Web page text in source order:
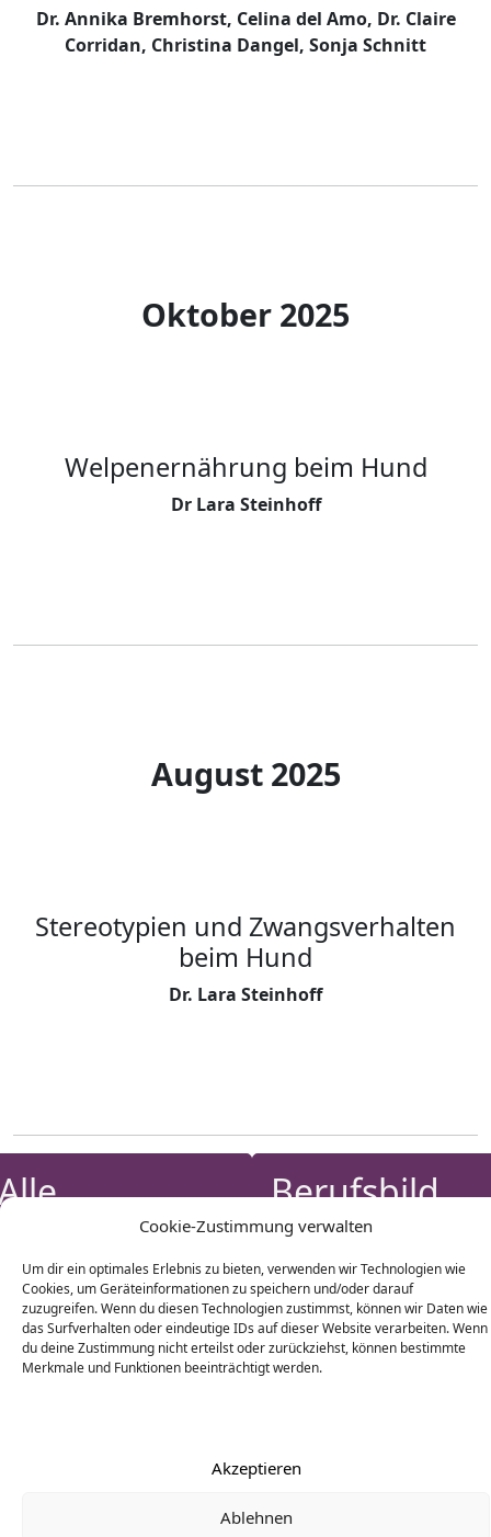
Cookie-Zustimmung verwalten
Um dir ein optimales Erlebnis zu bieten, verwenden wir Technologien wie
Cookies, um Geräteinformationen zu speichern und/oder darauf
zuzugreifen. Wenn du diesen Technologien zustimmst, können wir Daten wie
das Surfverhalten oder eindeutige IDs auf dieser Website verarbeiten. Wenn
du deine Zustimmung nicht erteilst oder zurückziehst, können bestimmte
Merkmale und Funktionen beeinträchtigt werden.
Akzeptieren
Ablehnen
Dr. Annika Bremhorst, Celina del Amo, Dr. Claire
Corridan, Christina Dangel, Sonja Schnitt
Oktober 2025
Welpenernährung beim Hund
Dr Lara Steinhoff
August 2025
Stereotypien und Zwangsverhalten
beim Hund
Dr. Lara Steinhoff
Berufsbild